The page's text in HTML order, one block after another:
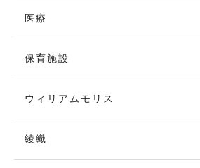
医療
保育施設
ウィリアムモリス
綾織